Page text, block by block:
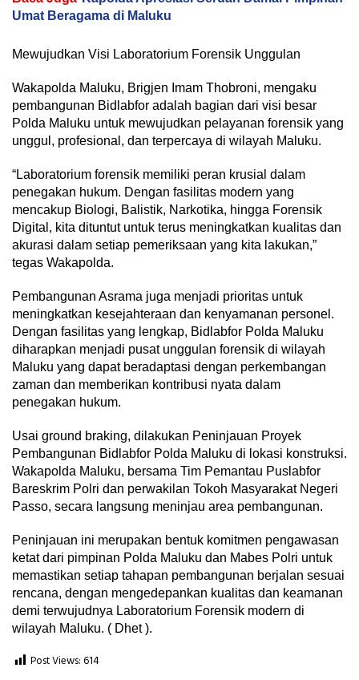
Umat Beragama di Maluku
Mewujudkan Visi Laboratorium Forensik Unggulan
Wakapolda Maluku, Brigjen Imam Thobroni, mengaku
pembangunan Bidlabfor adalah bagian dari visi besar
Polda Maluku untuk mewujudkan pelayanan forensik yang
unggul, profesional, dan terpercaya di wilayah Maluku.
“Laboratorium forensik memiliki peran krusial dalam
penegakan hukum. Dengan fasilitas modern yang
mencakup Biologi, Balistik, Narkotika, hingga Forensik
Digital, kita dituntut untuk terus meningkatkan kualitas dan
akurasi dalam setiap pemeriksaan yang kita lakukan,”
tegas Wakapolda.
Pembangunan Asrama juga menjadi prioritas untuk
meningkatkan kesejahteraan dan kenyamanan personel.
Dengan fasilitas yang lengkap, Bidlabfor Polda Maluku
diharapkan menjadi pusat unggulan forensik di wilayah
Maluku yang dapat beradaptasi dengan perkembangan
zaman dan memberikan kontribusi nyata dalam
penegakan hukum.
Usai ground braking, dilakukan Peninjauan Proyek
Pembangunan Bidlabfor Polda Maluku di lokasi konstruksi.
Wakapolda Maluku, bersama Tim Pemantau Puslabfor
Bareskrim Polri dan perwakilan Tokoh Masyarakat Negeri
Passo, secara langsung meninjau area pembangunan.
Peninjauan ini merupakan bentuk komitmen pengawasan
ketat dari pimpinan Polda Maluku dan Mabes Polri untuk
memastikan setiap tahapan pembangunan berjalan sesuai
rencana, dengan mengedepankan kualitas dan keamanan
demi terwujudnya Laboratorium Forensik modern di
wilayah Maluku. ( Dhet ).
Post Views:614